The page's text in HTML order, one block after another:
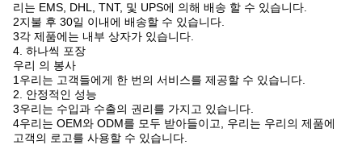
리는 EMS, DHL, TNT, 및 UPS에 의해 배송 할 수 있습니다.
2지불 후 30일 이내에 배송할 수 있습니다.
3각 제품에는 내부 상자가 있습니다.
4. 하나씩 포장
우리 의 봉사
1우리는 고객들에게 한 번의 서비스를 제공할 수 있습니다.
2. 안정적인 성능
3우리는 수입과 수출의 권리를 가지고 있습니다.
4우리는 OEM와 ODM를 모두 받아들이고, 우리는 우리의 제품에
고객의 로고를 사용할 수 있습니다.